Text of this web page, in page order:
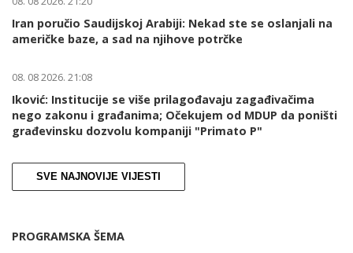
Iran poručio Saudijskoj Arabiji: Nekad ste se oslanjali na
američke baze, a sad na njihove potrčke
08. 08 2026. 21:08
Iković: Institucije se više prilagođavaju zagađivačima
nego zakonu i građanima; Očekujem od MDUP da poništi
građevinsku dozvolu kompaniji "Primato P"
SVE NAJNOVIJE VIJESTI
PROGRAMSKA ŠEMA